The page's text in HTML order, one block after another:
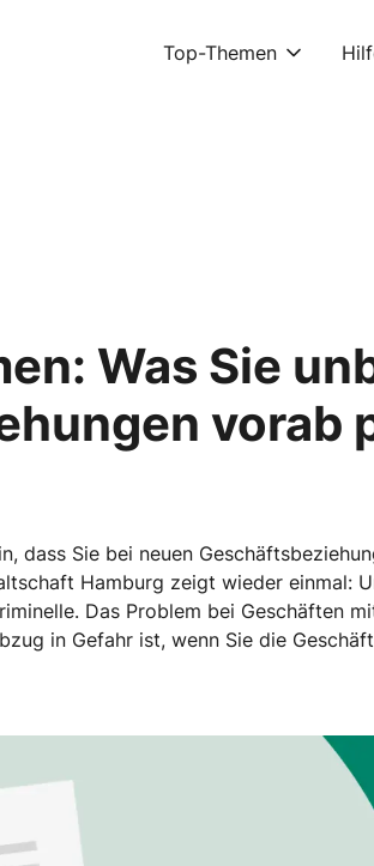
Top-Themen
Was Sie
vorab
dass Sie bei neuen
Hamburg zeigt wieder einmal:
Das Problem bei Geschäften
in Gefahr ist, wenn Sie die